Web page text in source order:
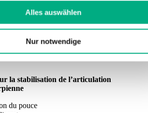
Alles auswählen
Nur notwendige
Xtec Soft
la stabilisation de l’articulation
du pouce